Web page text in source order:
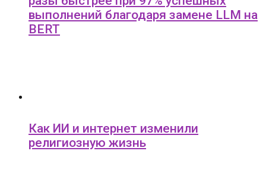
выполнений благодаря замене LLM на
BERT
Как ИИ и интернет изменили
религиозную жизнь